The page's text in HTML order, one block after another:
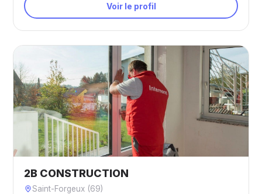
Voir le profil
2B CONSTRUCTION
Saint-Forgeux (69)